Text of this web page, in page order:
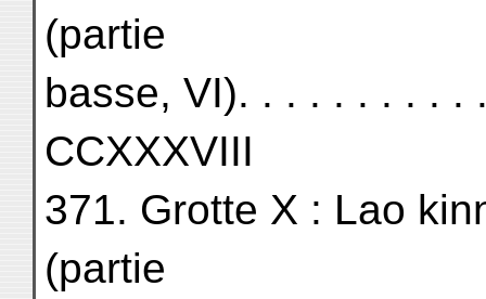
(partie
basse, VI). . . . . . . . . .
CCXXXVIII
371. Grotte X : Lao
(partie